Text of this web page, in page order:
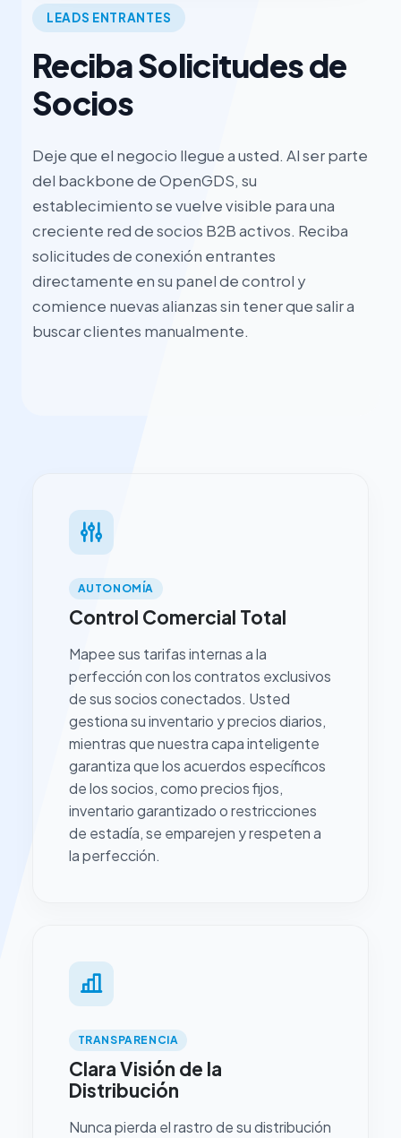
LEADS ENTRANTES
Reciba Solicitudes de
Socios
Deje que el negocio llegue a usted. Al ser parte
del backbone de OpenGDS, su
establecimiento se vuelve visible para una
creciente red de socios B2B activos. Reciba
solicitudes de conexión entrantes
directamente en su panel de control y
comience nuevas alianzas sin tener que salir a
buscar clientes manualmente.
AUTONOMÍA
Control Comercial Total
Mapee sus tarifas internas a la
perfección con los contratos exclusivos
de sus socios conectados. Usted
gestiona su inventario y precios diarios,
mientras que nuestra capa inteligente
garantiza que los acuerdos específicos
de los socios, como precios fijos,
inventario garantizado o restricciones
de estadía, se emparejen y respeten a
la perfección.
TRANSPARENCIA
Clara Visión de la
Distribución
Nunca pierda el rastro de su distribución